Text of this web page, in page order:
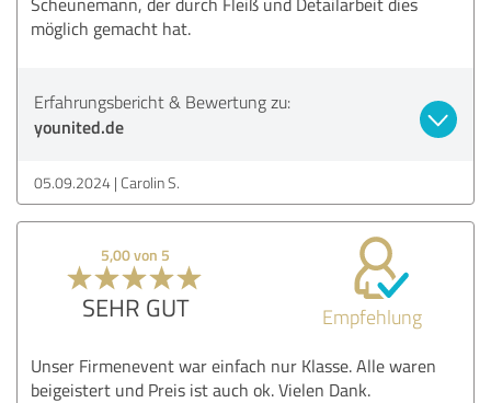
möglich gemacht hat.
Erfahrungsbericht & Bewertung zu:
younited.de
05.09.2024 Carolin S.
5,00 von 5
SEHR GUT Empfehlung
Unser Firmenevent war einfach nur Klasse. Alle waren
beigeistert und Preis ist auch ok. Vielen Dank.